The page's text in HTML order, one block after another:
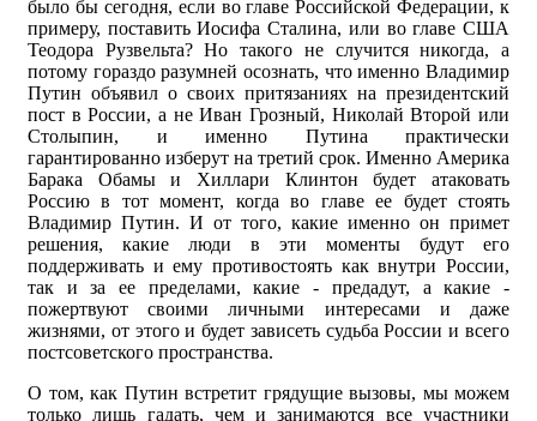
было бы сегодня, если во главе Российской Федерации, к
примеру, поставить Иосифа Сталина, или во главе США
Теодора Рузвельта? Но такого не случится никогда, а
потому гораздо разумней осознать, что именно Владимир
Путин объявил о своих притязаниях на президентский
пост в России, а не Иван Грозный, Николай Второй или
Столыпин, и именно Путина практически
гарантированно изберут на третий срок. Именно Америка
Барака Обамы и Хиллари Клинтон будет атаковать
Россию в тот момент, когда во главе ее будет стоять
Владимир Путин. И от того, какие именно он примет
решения, какие люди в эти моменты будут его
поддерживать и ему противостоять как внутри России,
так и за ее пределами, какие - предадут, а какие -
пожертвуют своими личными интересами и даже
жизнями, от этого и будет зависеть судьба России и всего
постсоветского пространства.
О том, как Путин встретит грядущие вызовы, мы можем
только лишь гадать, чем и занимаются все участники